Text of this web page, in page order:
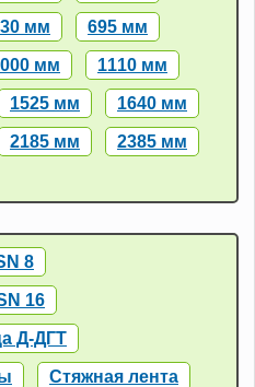
мм 695 мм
мм 1110 мм
1525 мм 1640 мм
2185 мм 2385 мм
8
16
Д-ДГТ
Стяжная лента